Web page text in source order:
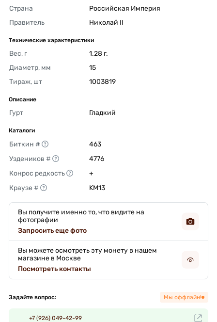
Страна
Российская Империя
Правитель
Николай II
Технические характеристики
Вес, г
1.28 г.
Диаметр, мм
15
Тираж, шт
1003819
Описание
Гурт Гладкий
Каталоги
Биткин #
463
Уздеников #
4776
Конрос редкость
+
Краузе #
KM13
Вы получите именно то, что видите на
фотографии
Запросить еще фото
Вы можете осмотреть эту монету в нашем
магазине в Москве
Посмотреть контакты
Задайте вопрос: Мы оффлайн!
+7 (926) 049-42-99